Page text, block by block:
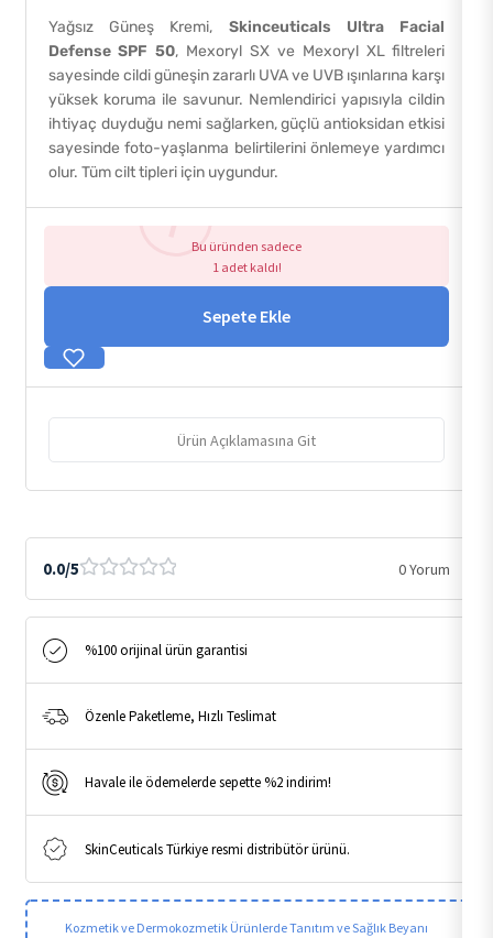
Yağsız Güneş Kremi, Skinceuticals Ultra Facial
Defense SPF 50, Mexoryl SX ve Mexoryl XL filtreleri
sayesinde cildi güneşin zararlı UVA ve UVB ışınlarına karşı
yüksek koruma ile savunur. Nemlendirici yapısıyla cildin
ihtiyaç duyduğu nemi sağlarken, güçlü antioksidan etkisi
sayesinde foto-yaşlanma belirtilerini önlemeye yardımcı
olur. Tüm cilt tipleri için uygundur.
Bu üründen sadece
1 adet kaldı!
Sepete Ekle
Ürün Açıklamasına Git
0.0/5 0 Yorum
%100 orijinal ürün garantisi
Özenle Paketleme, Hızlı Teslimat
Havale ile ödemelerde sepette %2 indirim!
SkinCeuticals Türkiye resmi distribütör ürünü.
Kozmetik ve Dermokozmetik Ürünlerde Tanıtım ve Sağlık Beyanı